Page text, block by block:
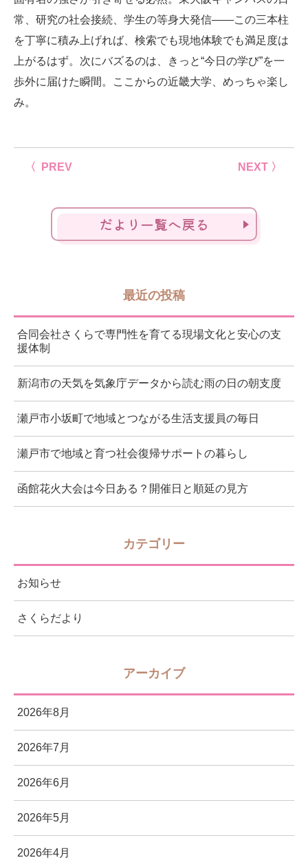
常、研究の社会接続、学生の等身大発信——この三本柱
を丁寧に積み上げれば、検索でも現地体験でも満足度は
上がるはず。次にバズるのは、きっと“今日の学び”を一
歩外に届けた瞬間。ここからの近畿大学、めっちゃ楽し
み。
〈 PREV NEXT 〉
だより一覧へ戻る
最近の投稿
合同会社さくらで専門性を育てる現場文化と安心の支
援体制
新潟市の天気を気象庁データから読む雨の日の朝支度
瀬戸市小坂町で地域とつながる生活支援員の毎日
瀬戸市で地域と育つ社会復帰サポートの暮らし
函館花火大会は今日ある？開催日と順延の見方
カテゴリー
お知らせ
さくらだより
アーカイブ
2026年8月
2026年7月
2026年6月
2026年5月
2026年4月